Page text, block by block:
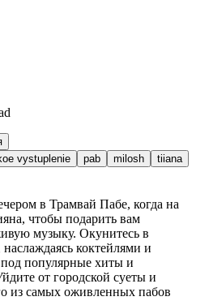
vystuplenie pab milosh
tiiana
в Трамвай Пабе, когда на
чтобы подарить вам
музыку. Окунитесь в
коктейлями и
популярные хиты и
от городской суеты и
из самых оживленных пабов